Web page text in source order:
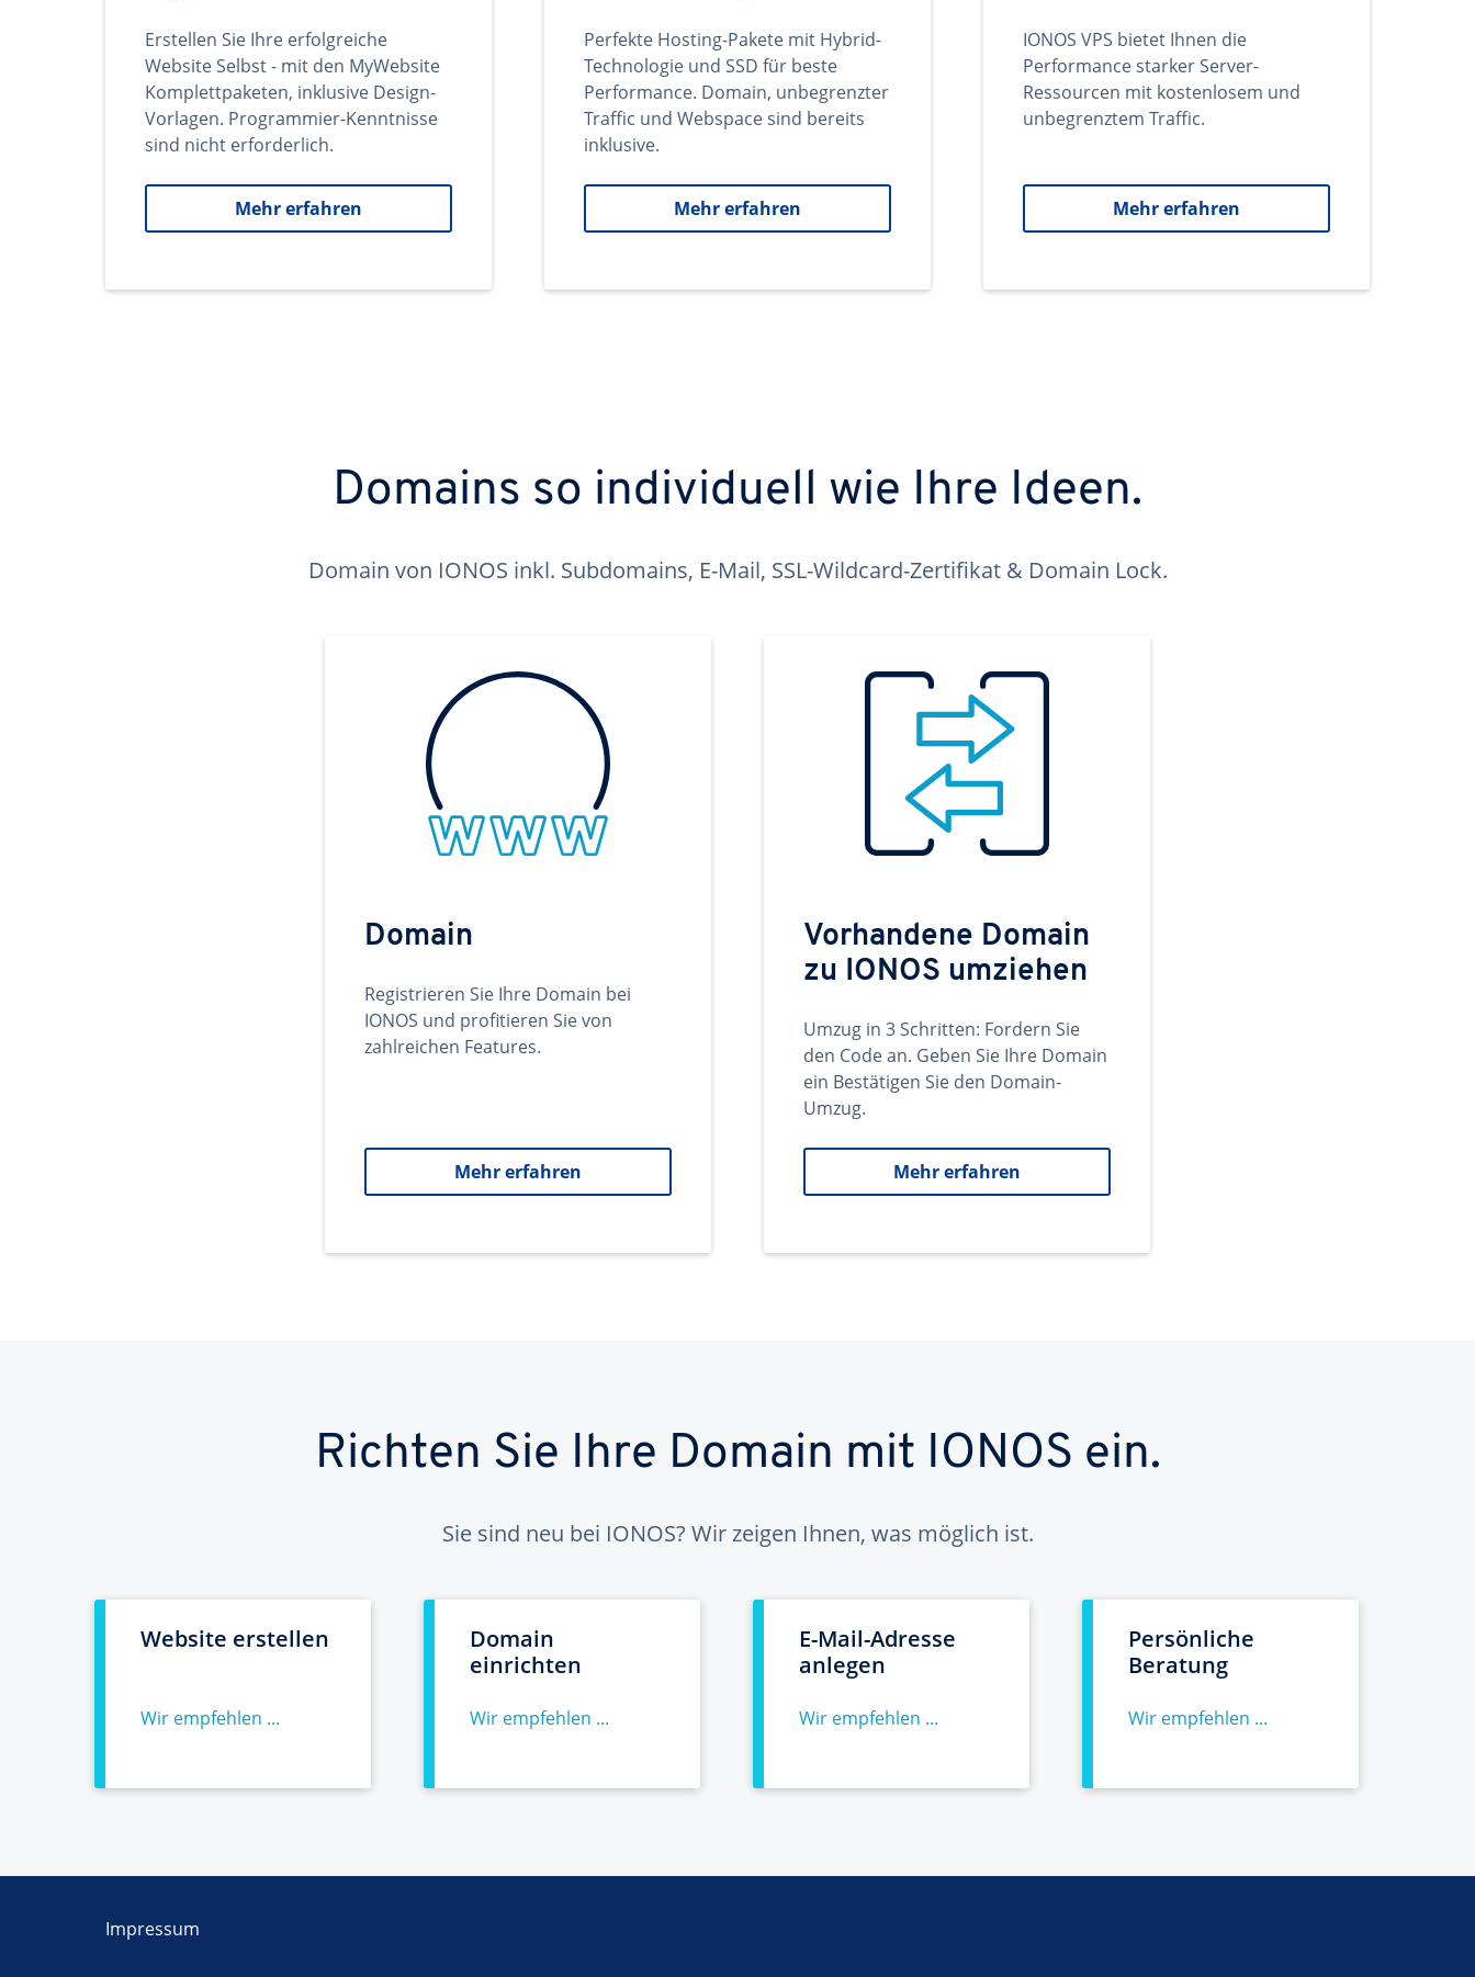
Erstellen Sie Ihre erfolgreiche
Website Selbst - mit den MyWebsite
Komplettpaketen, inklusive Design-
Vorlagen. Programmier-Kenntnisse
sind nicht erforderlich.
Mehr erfahren
Perfekte Hosting-Pakete mit Hybrid-
Technologie und SSD für beste
Performance. Domain, unbegrenzter
Traffic und Webspace sind bereits
inklusive.
Mehr erfahren
IONOS VPS bietet Ihnen die
Performance starker Server-
Ressourcen mit kostenlosem und
unbegrenztem Traffic.
Mehr erfahren
Domains so individuell wie Ihre Ideen.
Domain von IONOS inkl. Subdomains, E-Mail, SSL-Wildcard-Zertifikat & Domain Lock.
Domain
Registrieren Sie Ihre Domain bei
IONOS und profitieren Sie von
zahlreichen Features.
Mehr erfahren
Vorhandene Domain
zu IONOS umziehen
Umzug in 3 Schritten: Fordern Sie
den Code an. Geben Sie Ihre Domain
ein Bestätigen Sie den Domain-
Umzug.
Mehr erfahren
Richten Sie Ihre Domain mit IONOS ein.
Sie sind neu bei IONOS? Wir zeigen Ihnen, was möglich ist.
Website erstellen
Wir empfehlen ...
Domain
einrichten
Wir empfehlen ...
E-Mail-Adresse
anlegen
Wir empfehlen ...
Persönliche
Beratung
Wir empfehlen ...
Impressum